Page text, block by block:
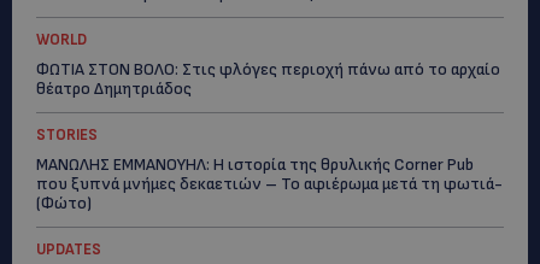
WORLD
ΦΩΤΙΑ ΣΤΟΝ ΒΟΛΟ: Στις φλόγες περιοχή πάνω από το αρχαίο
θέατρο Δημητριάδος
STORIES
ΜΑΝΩΛΗΣ ΕΜΜΑΝΟΥΗΛ: Η ιστορία της θρυλικής Corner Pub
που ξυπνά μνήμες δεκαετιών – Το αφιέρωμα μετά τη φωτιά-
(Φώτο)
UPDATES